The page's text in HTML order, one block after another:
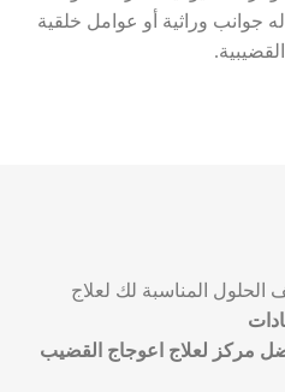
جوانب وراثية أو عوامل خلقية
الحلول المناسبة لك لعلاج
مركز لعلاج اعوجاج القضيب